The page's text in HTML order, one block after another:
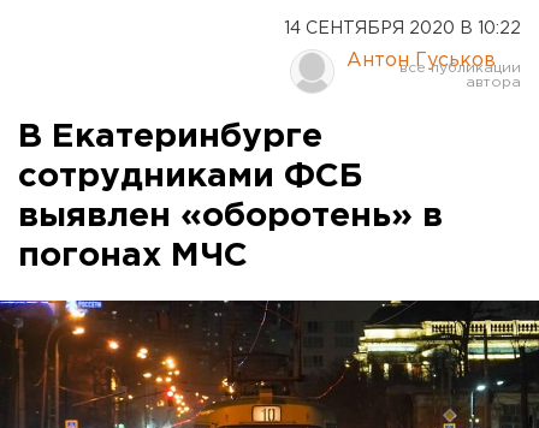
14 СЕНТЯБРЯ 2020 В 10:22
Антон Гуськов
В Екатеринбурге
сотрудниками ФСБ
выявлен «оборотень» в
погонах МЧС